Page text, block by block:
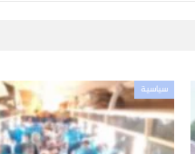
سياسية